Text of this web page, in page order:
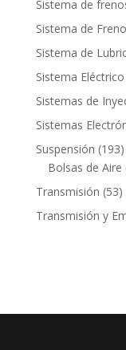
Sistema de
Sistema de
Sistema de
Sistema Eléctrico
Sistemas de
Sistemas
Suspensión 193
Bolsas de Aire
Transmisión 5353
Transmisión y